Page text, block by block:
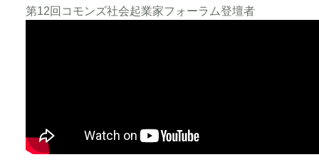
第12回コモンズ社会起業家フォーラム登壇者